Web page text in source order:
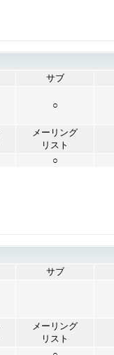
サブ
○
メーリング
リスト
○
サブ
メーリング
リスト